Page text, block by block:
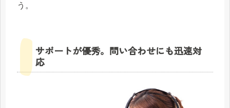
う。
サポートが優秀。問い合わせにも迅速対
応